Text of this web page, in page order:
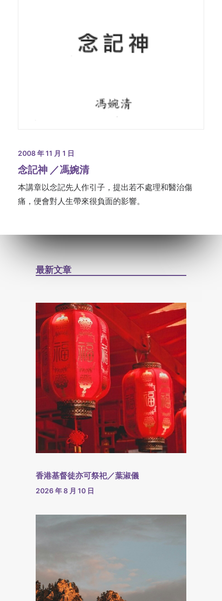
2008 年 11 月 1 日
念記神 ／馮婉清
本講章以念記先人作引子，提出若不處理和醫治傷
痛，便會對人生帶來很負面的影響。
最新文章
香港基督徒亦可祭祀／葉淑儀
2026 年 8 月 10 日